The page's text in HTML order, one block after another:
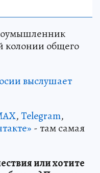
колонии общего
выслушает
,Telegram,
- там самая
или хотите